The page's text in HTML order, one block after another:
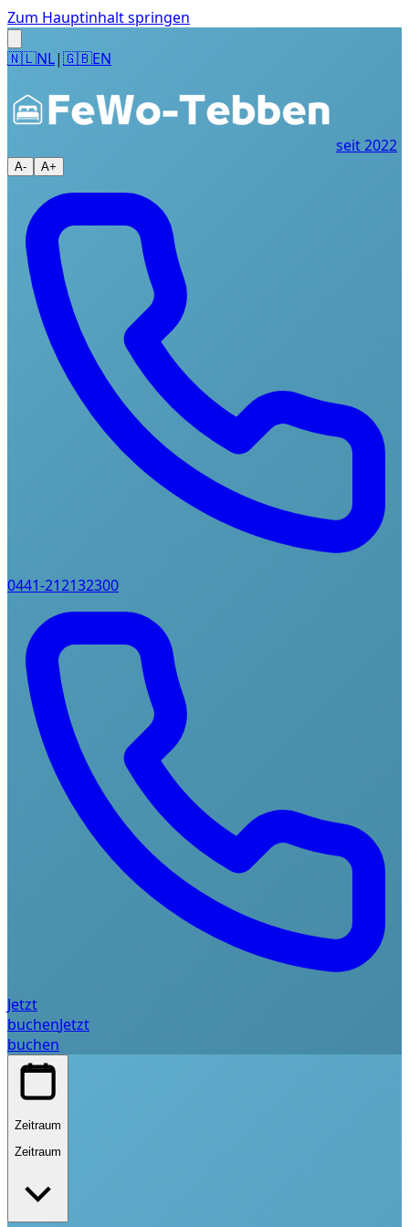
Zum Hauptinhalt springen
🇳🇱NL|🇬🇧EN
seit 2022
A- A+
0441-212132300
Jetzt
buchenJetzt
buchen
Zeitraum
Zeitraum